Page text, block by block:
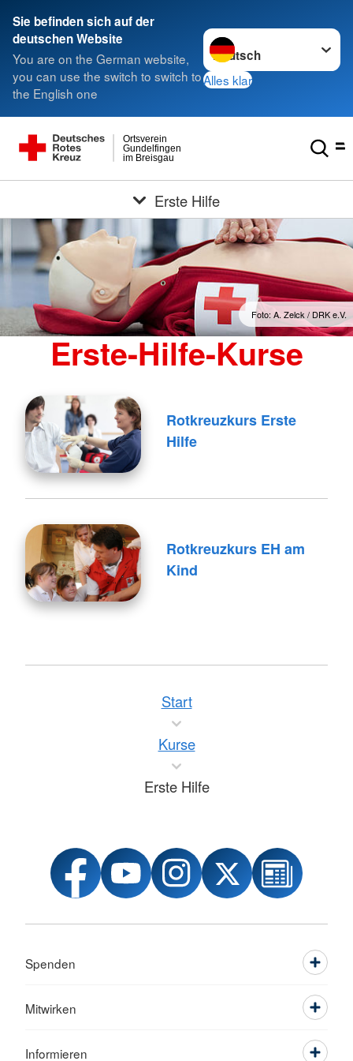
Sie befinden sich auf der
deutschen Website
You are on the German website,
you can use the switch to switch to
the English one
Sprache wechseln zu
Alles klar
im Breisgau
Gundelfingen
Ortsverein
Erste Hilfe
Foto: A. Zelck / DRK e.V.
Erste-Hilfe-Kurse
Rotkreuzkurs Erste
Hilfe
Rotkreuzkurs EH am
Kind
Start
Kurse
Erste Hilfe
Spenden
Mitwirken
Informieren